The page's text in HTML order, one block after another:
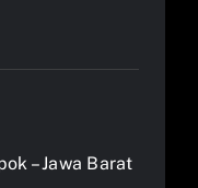
– Jawa Barat